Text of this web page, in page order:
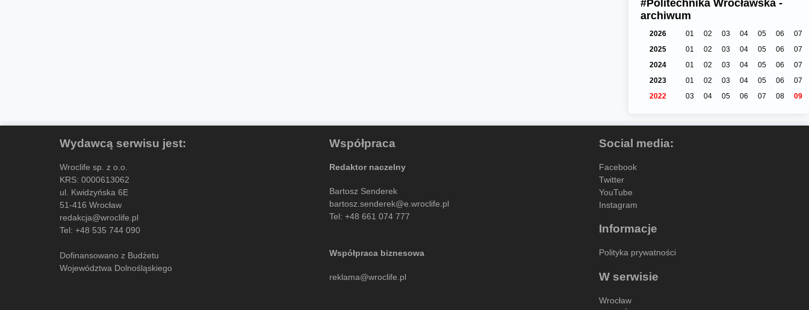
#Politechnika Wrocławska -
archiwum
2026 01 02 03 04 05 06
07
2025
01 02 03 04 05 06
07
2024
01 02 03 04 05 06
07
2023
01 02 03 04 05 06
07
2022
03 04 05 06 07 08 09
Wydawcą serwisu jest:
Wroclife sp. z o.o.
KRS: 0000613062
ul. Kwidzyńska 6E
51-416 Wrocław
redakcja@wroclife.pl
Tel: +48 535 744 090
Dofinansowano z Budżetu
Województwa Dolnośląskiego
Współpraca
Redaktor naczelny
Bartosz Senderek
bartosz.senderek@e.wroclife.pl
Tel: +48 661 074 777
Współpraca biznesowa
reklama@wroclife.pl
Social media:
Facebook
Twitter
YouTube
Instagram
Informacje
Polityka prywatności
W serwisie
Wrocław